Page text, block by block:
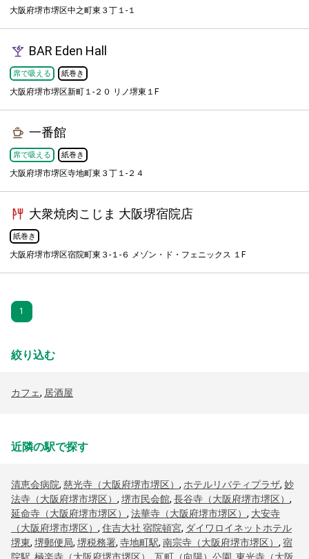
大阪府堺市堺区中之町東３丁１-１
BAR Eden Hall
席で吸える 紙巻き
大阪府堺市堺区新町１-２０ リノ堺東１F
一番館
席で吸える 紙巻き
大阪府堺市堺区寺地町東３丁１-２４
大衆焼肉こじま 大阪堺宿院店
紙巻き
大阪府堺市堺区宿院町東３-１-６ メゾン・ド・フェニックス １F
1
絞り込む
カフェ, 居酒屋
近隣の駅で探す
清恵会病院, 慈光寺（大阪府堺市堺区） , ホテルリバティプラザ, 妙
法寺（大阪府堺市堺区） , 堺市民会館, 長谷寺（大阪府堺市堺区） ,
延命寺（大阪府堺市堺区） , 法華寺（大阪府堺市堺区） , 大安寺
（大阪府堺市堺区） , 住吉大社 宿院頓宮, ダイワロイネットホテル
堺東, 堺郵便局, 堺税務署, 寺地町駅, 南宗寺（大阪府堺市堺区） , 宿